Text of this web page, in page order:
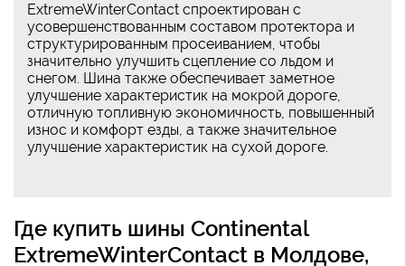
ExtremeWinterContact спроектирован с
усовершенствованным составом протектора и
структурированным просеиванием, чтобы
значительно улучшить сцепление со льдом и
снегом. Шина также обеспечивает заметное
улучшение характеристик на мокрой дороге,
отличную топливную экономичность, повышенный
износ и комфорт езды, а также значительное
улучшение характеристик на сухой дороге.
Где купить шины Continental
ExtremeWinterContact в Молдове,